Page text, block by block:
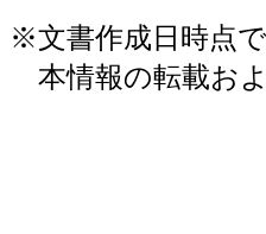
※文書作成日時点
本情報の転載お